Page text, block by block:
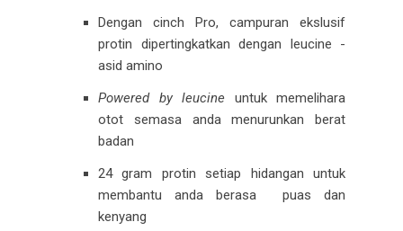
Dengan cinch Pro, campuran ekslusif
protin dipertingkatkan dengan leucine -
asid amino
Powered by leucine untuk memelihara
otot semasa anda menurunkan berat
badan
24 gram protin setiap hidangan untuk
membantu anda berasa puas dan
kenyang